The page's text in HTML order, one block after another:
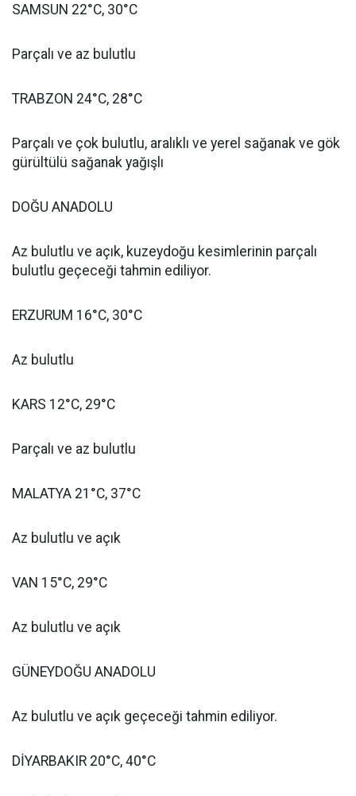
SAMSUN 22°C, 30°C
Parçalı ve az bulutlu
TRABZON 24°C, 28°C
Parçalı ve çok bulutlu, aralıklı ve yerel sağanak ve gök
gürültülü sağanak yağışlı
DOĞU ANADOLU
Az bulutlu ve açık, kuzeydoğu kesimlerinin parçalı
bulutlu geçeceği tahmin ediliyor.
ERZURUM 16°C, 30°C
Az bulutlu
KARS 12°C, 29°C
Parçalı ve az bulutlu
MALATYA 21°C, 37°C
Az bulutlu ve açık
VAN 15°C, 29°C
Az bulutlu ve açık
GÜNEYDOĞU ANADOLU
Az bulutlu ve açık geçeceği tahmin ediliyor.
DİYARBAKIR 20°C, 40°C